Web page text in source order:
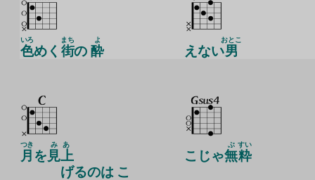
色
いろ
めく 街
まち
の 酔
よ
えない男
おとこ
月
つき
を 見上
みあ
げるのは こ
こじゃ無
ぶ
粋
すい